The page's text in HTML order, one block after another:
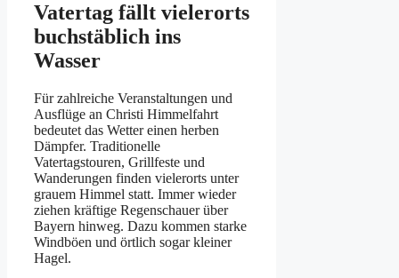
Vatertag fällt vielerorts
buchstäblich ins
Wasser
Für zahlreiche Veranstaltungen und
Ausflüge an Christi Himmelfahrt
bedeutet das Wetter einen herben
Dämpfer. Traditionelle
Vatertagstouren, Grillfeste und
Wanderungen finden vielerorts unter
grauem Himmel statt. Immer wieder
ziehen kräftige Regenschauer über
Bayern hinweg. Dazu kommen starke
Windböen und örtlich sogar kleiner
Hagel.